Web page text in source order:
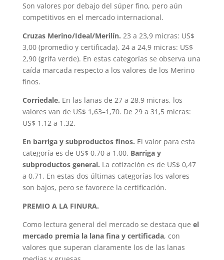
Son valores por debajo del súper fino, pero aún
competitivos en el mercado internacional.
Cruzas Merino/Ideal/Merilín. 23 a 23,9 micras: US$
3,00 (promedio y certificada). 24 a 24,9 micras: US$
2,90 (grifa verde). En estas categorías se observa una
caída marcada respecto a los valores de los Merino
finos.
Corriedale. En las lanas de 27 a 28,9 micras, los
valores van de US$ 1,63–1,70. De 29 a 31,5 micras:
US$ 1,12 a 1,32.
En barriga y subproductos finos. El valor para esta
categoría es de US$ 0,70 a 1,00. Barriga y
subproductos general. La cotización es de US$ 0,47
a 0,71. En estas dos últimas categorías los valores
son bajos, pero se favorece la certificación.
PREMIO A LA FINURA.
Como lectura general del mercado se destaca que el
mercado premia la lana fina y certificada, con
valores que superan claramente los de las lanas